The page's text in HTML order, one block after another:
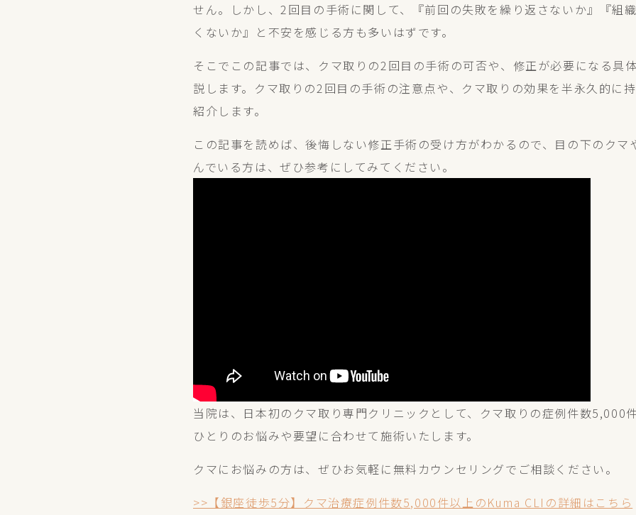
せん。しかし、2回目の手術に関して、『前回の失敗を繰り返さないか』『組
くないか』と不安を感じる方も多いはずです。
そこでこの記事では、クマ取りの2回目の手術の可否や、修正が必要になる具
説します。クマ取りの2回目の手術の注意点や、クマ取りの効果を半永久的に
紹介します。
この記事を読めば、後悔しない修正手術の受け方がわかるので、目の下のクマ
んでいる方は、ぜひ参考にしてみてください。
当院は、日本初のクマ取り専門クリニックとして、クマ取りの症例件数5,000
ひとりのお悩みや要望に合わせて施術いたします。
クマにお悩みの方は、ぜひお気軽に無料カウンセリングでご相談ください。
>>【銀座徒歩5分】クマ治療症例件数5,000件以上のKuma CLIの詳細はこちら